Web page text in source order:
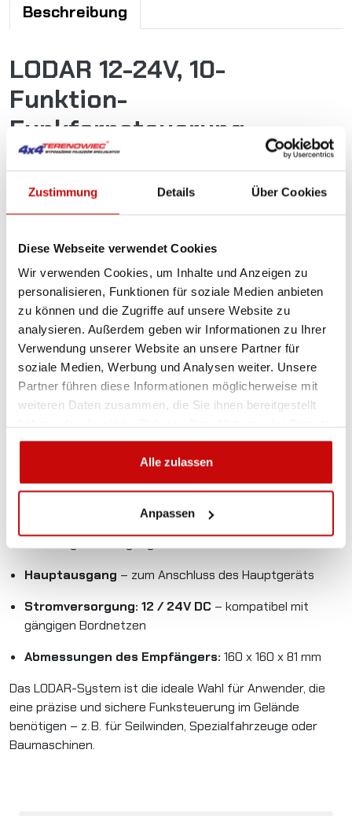
Zustimmung Details Über Cookies
Diese Webseite verwendet Cookies
Wir verwenden Cookies, um Inhalte und Anzeigen zu
personalisieren, Funktionen für soziale Medien anbieten
zu können und die Zugriffe auf unsere Website zu
analysieren. Außerdem geben wir Informationen zu Ihrer
Verwendung unserer Website an unsere Partner für
soziale Medien, Werbung und Analysen weiter. Unsere
Partner führen diese Informationen möglicherweise mit
weiteren Daten zusammen, die Sie ihnen bereitgestellt
gesammelt haben.
Alle zulassen
Anpassen
Beschreibung
LODAR 12-24V, 10-
Funktion-
Funkfernsteuerung
Funktionen ist eine zuverlässige Lösung für die
Fernbedienung verschiedener Funktionen von
robusten Bauweise und hohen Schutzklasse eignet es sich
Industrieumgebungen.
Produkteigenschaften:
10 unabhängige Funktionen
– vollständige
Steuerung mehrerer Geräte
15 A Ausgang– ausreichend Leistung für die meisten
Anwendungen
Reichweite bis zu 60 Meter– komfortable Bedienung
Empfänger mit IP67– staub- und wasserdicht
– robust und zuverlässig auch unter
Hauptausgang – zum Anschluss des Hauptgeräts
Stromversorgung: 12 / 24V DC – kompatibel mit
gängigen Bordnetzen
Abmessungen des Empfängers: 160 x 160 x 81 mm
Das LODAR-System ist die ideale Wahl für Anwender, die
eine präzise und sichere Funksteuerung im Gelände
benötigen – z. B. für Seilwinden, Spezialfahrzeuge oder
Baumaschinen.